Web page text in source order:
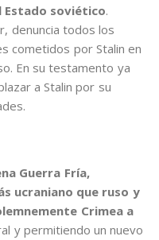
Estado soviético.
denuncia todos los
cometidos por Stalin en
En su testamento ya
a Stalin por su
Guerra Fría,
ucraniano que ruso y
Crimea a
y permitiendo un nuevo